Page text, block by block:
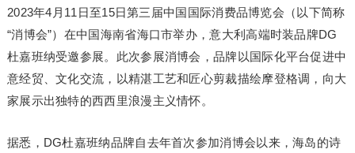
2023年4月11日至15日第三届中国国际消费品博览会（以下简称
“消博会”）在中国海南省海口市举办，意大利高端时装品牌DG
杜嘉班纳受邀参展。此次参展消博会，品牌以国际化平台促进中
意经贸、文化交流，以精湛工艺和匠心剪裁描绘摩登格调，向大
家展示出独特的西西里浪漫主义情怀。
据悉，DG杜嘉班纳品牌自去年首次参加消博会以来，海岛的诗